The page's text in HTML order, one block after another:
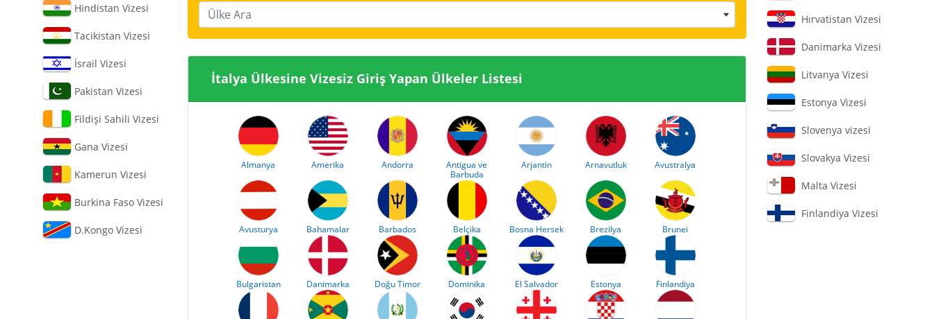
Hindistan Vizesi
Tacikistan Vizesi
İsrail Vizesi
Pakistan Vizesi
Fildişi Sahili Vizesi
Gana Vizesi
Kamerun Vizesi
Burkina Faso Vizesi
D.Kongo Vizesi
Ülke Ara
İtalya Ülkesine Vizesiz Giriş Yapan Ülkeler Listesi
Almanya Amerika Andorra
Antigua ve
Barbuda
Arjantin Arnavutluk Avustralya
Avusturya Bahamalar Barbados Belçika Bosna Hersek Brezilya Brunei
Bulgaristan Danimarka Doğu Timor Dominika El Salvador Estonya Finlandiya
Hırvatistan Vizesi
Danimarka Vizesi
Litvanya Vizesi
Estonya Vizesi
Slovenya vizesi
Slovakya Vizesi
Malta Vizesi
Finlandiya Vizesi